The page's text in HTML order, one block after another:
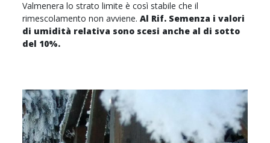
Valmenera lo strato limite è così stabile che il
rimescolamento non avviene.Al Rif. Semenza i valori
di umidità relativa sono scesi anche al di sotto
del 10%.